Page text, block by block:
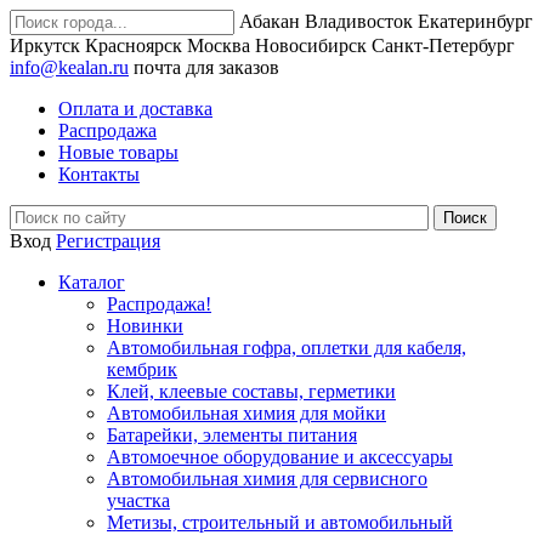
Абакан Владивосток Екатеринбург
Иркутск Красноярск Москва Новосибирск Санкт-Петербург
info@kealan.ru почта для заказов
Оплата и доставка
Распродажа
Новые товары
Контакты
Вход Регистрация
Каталог
Распродажа!
Новинки
Автомобильная гофра, оплетки для кабеля,
кембрик
Клей, клеевые составы, герметики
Автомобильная химия для мойки
Батарейки, элементы питания
Автомоечное оборудование и аксессуары
Автомобильная химия для сервисного
участка
Метизы, строительный и автомобильный